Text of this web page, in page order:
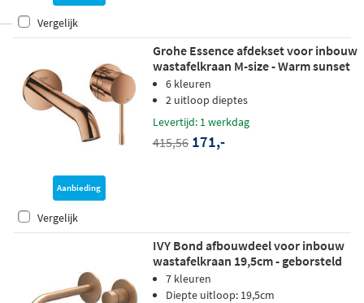
Vergelijk
Aanbieding
Grohe Essence afdekset voor inbouw
wastafelkraan M-size - Warm sunset
6 kleuren
2 uitloop dieptes
Levertijd: 1 werkdag
415,56 171,-
Vergelijk
IVY Bond afbouwdeel voor inbouw
wastafelkraan 19,5cm - geborsteld
mat koper PVD
7 kleuren
Diepte uitloop: 19,5cm